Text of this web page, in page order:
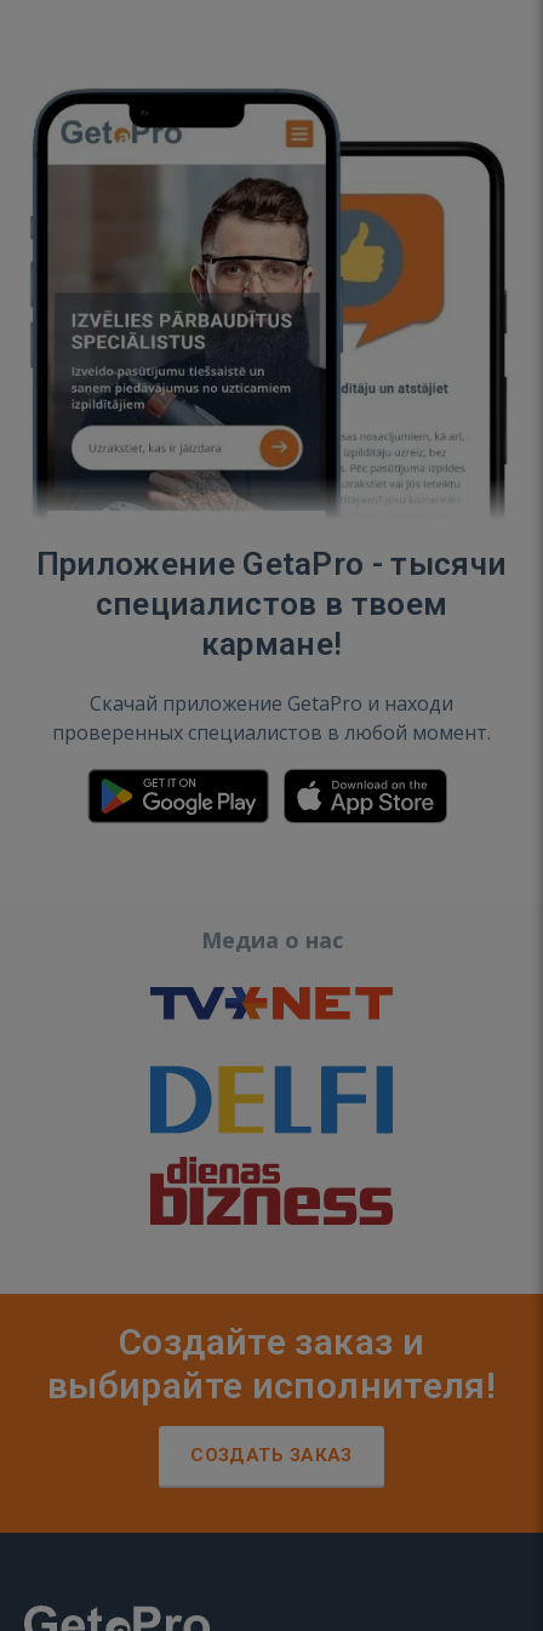
Приложение GetaPro - тысячи
специалистов в твоем
кармане!
Скачай приложение GetaPro и находи
проверенных специалистов в любой момент.
Медиа о нас
Создайте заказ и
выбирайте исполнителя!
СОЗДАТЬ ЗАКАЗ